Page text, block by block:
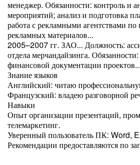
менеджер. Обязанности: контроль и
мероприятий; анализ и подготовка
работа с рекламными агентствами по
рекламных материалов...
2005–2007 гг. ЗАО... Должность:
отдела мерчандайзинга.
финансовой документации проектов...
Знание языков
Английский: читаю
Французский: владею разговорной
Навыки
Опыт организации презентаций,
телемаркетинг.
Уверенный пользователь ПК: Word,
Рекомендации предоставляются по